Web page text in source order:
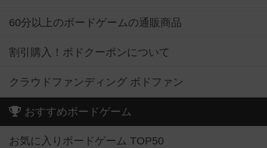
60分以上のボードゲームの通販商品
割引購入！ボドクーポンについて
クラウドファンディング ボドファン
おすすめボードゲーム
お気に入りボードゲーム TOP50